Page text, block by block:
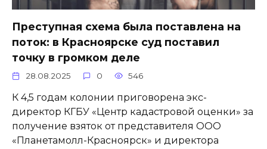
Преступная схема была поставлена на
поток: в Красноярске суд поставил
точку в громком деле
28.08.2025 0 546
К 4,5 годам колонии приговорена экс-
директор КГБУ «Центр кадастровой оценки» за
получение взяток от представителя ООО
«Планетамолл-Красноярск» и директора